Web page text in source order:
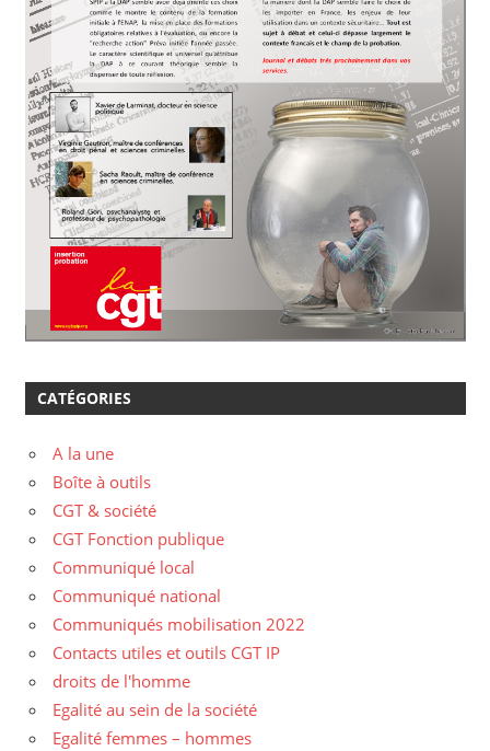
CATÉGORIES
A la une
Boîte à outils
CGT & société
CGT Fonction publique
Communiqué local
Communiqué national
Communiqués mobilisation 2022
Contacts utiles et outils CGT IP
droits de l'homme
Egalité au sein de la société
Egalité femmes – hommes